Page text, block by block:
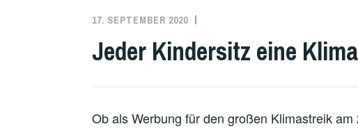
17. SEPTEMBER 2020
Jeder Kindersitz eine
Ob als Werbung für den großen Klimastreik